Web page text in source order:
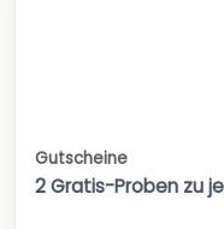
Gutscheine
2 Gratis-Proben zu